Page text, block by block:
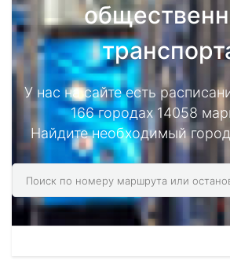
У нас на сайте есть
166 городах 14058
Найдите необходимый